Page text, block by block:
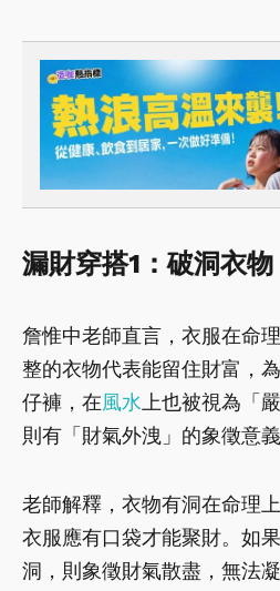
漏財穿搭1：破洞衣物
詹惟中老師直言，衣服在命
整的衣物代表能留住財富，
仔褲，在風水 上也被視為「
則有「財氣外洩」的象徵意義
老師解釋，衣物有洞在命理
衣服應有口袋才能聚財。如
洞，則象徵財氣散盡，無法